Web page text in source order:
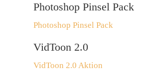
Photoshop Pinsel Pack
Photoshop Pinsel Pack
VidToon 2.0
VidToon 2.0 Aktion